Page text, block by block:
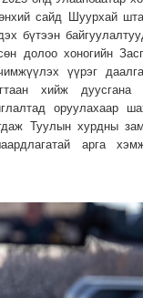
сайд Шуурхай
бүтээн
долоо хоногийн
үүрэг
хийж дуусгана
оруулахаар
Туулын хурдны
арга